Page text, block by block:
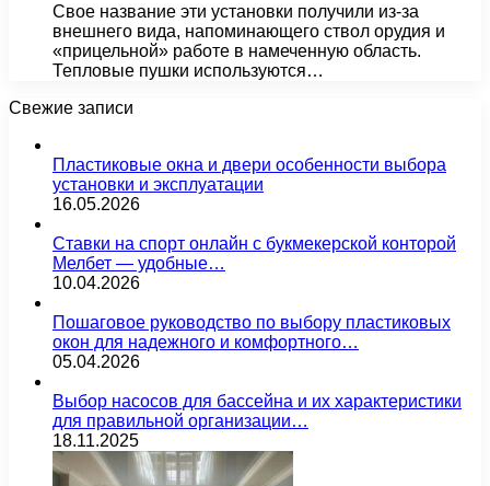
Свое название эти установки получили из-за
внешнего вида, напоминающего ствол орудия и
«прицельной» работе в намеченную область.
Тепловые пушки используются…
Свежие записи
Пластиковые окна и двери особенности выбора
установки и эксплуатации
16.05.2026
Ставки на спорт онлайн с букмекерской конторой
Мелбет — удобные…
10.04.2026
Пошаговое руководство по выбору пластиковых
окон для надежного и комфортного…
05.04.2026
Выбор насосов для бассейна и их характеристики
для правильной организации…
18.11.2025